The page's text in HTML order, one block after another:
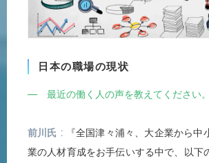
日本の職場の現状
― 最近の働く人の声を教えてください。
前川氏
『全国津々浦々、大企業から中
業の人材育成をお手伝いする中で、以下